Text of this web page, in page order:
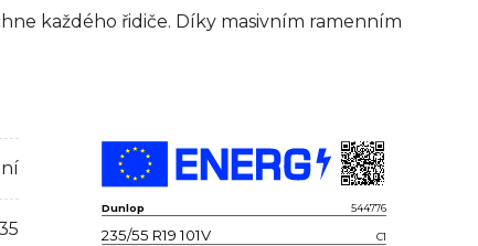
každého řidiče. Díky masivním ramenním
Dunlop 544776
235/55 R19 101V C1